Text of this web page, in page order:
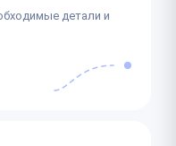
детали и